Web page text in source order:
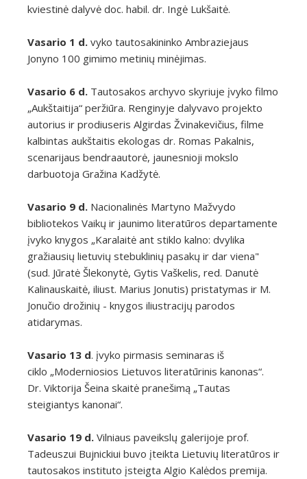
kviestinė dalyvė doc. habil. dr. Ingė Lukšaitė.
Vasario 1 d. vyko tautosakininko Ambraziejaus
Jonyno 100 gimimo metinių minėjimas.
Vasario 6 d. Tautosakos archyvo skyriuje įvyko filmo
„Aukštaitija“ peržiūra. Renginyje dalyvavo projekto
autorius ir prodiuseris Algirdas Žvinakevičius, filme
kalbintas aukštaitis ekologas dr. Romas Pakalnis,
scenarijaus bendraautorė, jaunesnioji mokslo
darbuotoja Gražina Kadžytė.
Vasario 9 d. Nacionalinės Martyno Mažvydo
bibliotekos Vaikų ir jaunimo literatūros departamente
įvyko knygos „Karalaitė ant stiklo kalno: dvylika
gražiausių lietuvių stebuklinių pasakų ir dar viena"
(sud. Jūratė Šlekonytė, Gytis Vaškelis, red. Danutė
Kalinauskaitė, iliust. Marius Jonutis) pristatymas ir M.
Jonučio drožinių - knygos iliustracijų parodos
atidarymas.
Vasario 13 d. įvyko pirmasis seminaras iš
ciklo „Moderniosios Lietuvos literatūrinis kanonas“.
Dr. Viktorija Šeina skaitė pranešimą „Tautas
steigiantys kanonai“.
Vasario 19 d. Vilniaus paveikslų galerijoje prof.
Tadeuszui Bujnickiui buvo įteikta Lietuvių literatūros ir
tautosakos instituto įsteigta Algio Kalėdos premija.